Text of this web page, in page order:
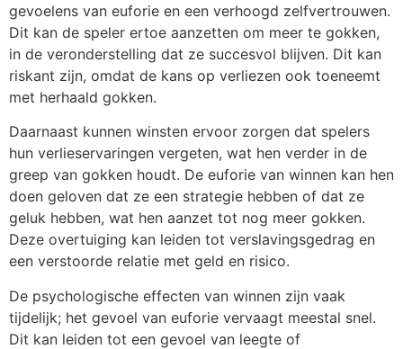
gevoelens van euforie en een verhoogd zelfvertrouwen.
Dit kan de speler ertoe aanzetten om meer te gokken,
in de veronderstelling dat ze succesvol blijven. Dit kan
riskant zijn, omdat de kans op verliezen ook toeneemt
met herhaald gokken.
Daarnaast kunnen winsten ervoor zorgen dat spelers
hun verlieservaringen vergeten, wat hen verder in de
greep van gokken houdt. De euforie van winnen kan hen
doen geloven dat ze een strategie hebben of dat ze
geluk hebben, wat hen aanzet tot nog meer gokken.
Deze overtuiging kan leiden tot verslavingsgedrag en
een verstoorde relatie met geld en risico.
De psychologische effecten van winnen zijn vaak
tijdelijk; het gevoel van euforie vervaagt meestal snel.
Dit kan leiden tot een gevoel van leegte of